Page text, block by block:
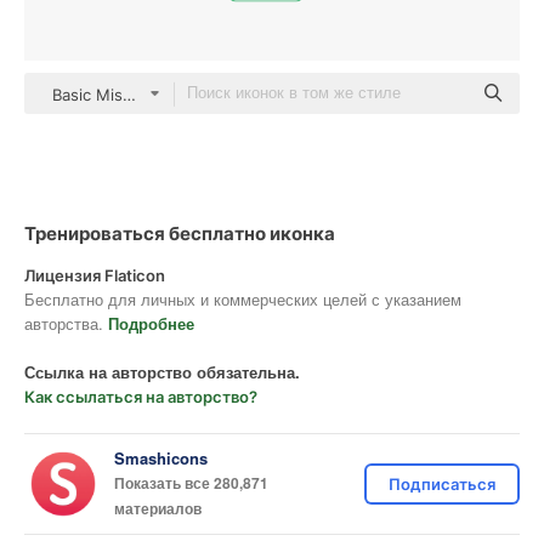
Basic Miscellany Lineal
Тренироваться бесплатно иконка
Лицензия Flaticon
Бесплатно для личных и коммерческих целей с указанием
авторства. Подробнее
Ссылка на авторство обязательна.
Как ссылаться на авторство?
Smashicons
Показать все 280,871
материалов
Подписаться